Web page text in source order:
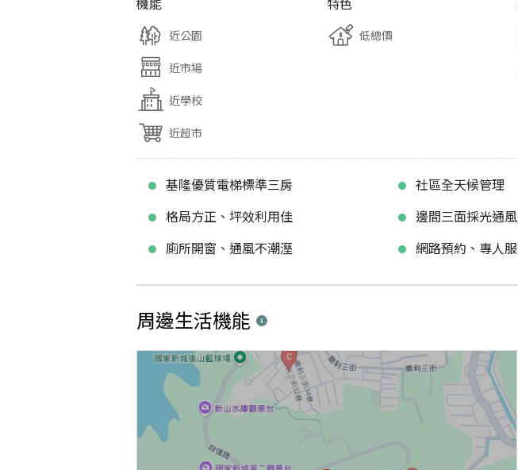
近公園
近市場
近學校
近超市
低總價
基隆優質電梯標準三房 社區全天候管理
格局方正、坪效利用佳
邊間三面採光通
廁所開窗、通風不潮溼
網路預約、專人
周邊生活機能